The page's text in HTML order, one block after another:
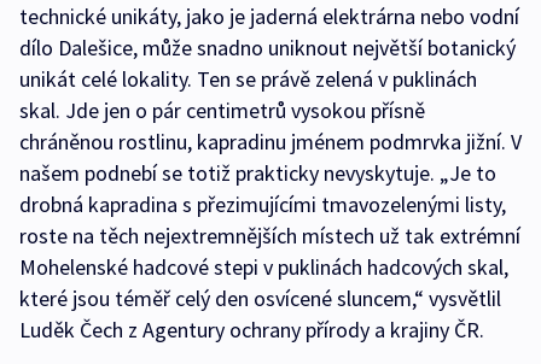
technické unikáty, jako je jaderná elektrárna nebo vodní
dílo Dalešice, může snadno uniknout největší botanický
unikát celé lokality. Ten se právě zelená v puklinách
skal. Jde jen o pár centimetrů vysokou přísně
chráněnou rostlinu, kapradinu jménem podmrvka jižní. V
našem podnebí se totiž prakticky nevyskytuje. „Je to
drobná kapradina s přezimujícími tmavozelenými listy,
roste na těch nejextremnějších místech už tak extrémní
Mohelenské hadcové stepi v puklinách hadcových skal,
které jsou téměř celý den osvícené sluncem,“ vysvětlil
Luděk Čech z Agentury ochrany přírody a krajiny ČR.